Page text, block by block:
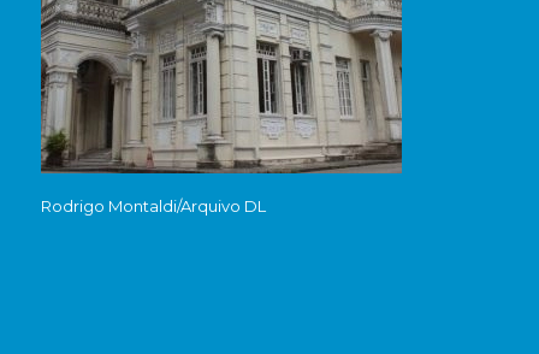
Rodrigo Montaldi/Arquivo DL